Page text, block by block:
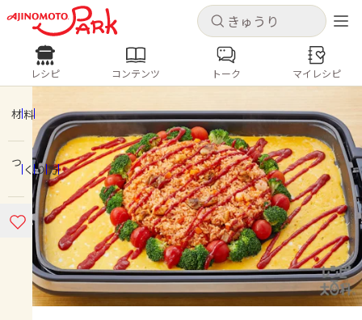
キャンセル
ログインするとレシピを保存できます
ログイン 新規登録
ホーム
コンテンツ
レシピ
キャンセル
レシピ コンテンツ
人気の食材・レシピ
きゅうり なす トマト
とうもろこし
ピーマン
みょうが ゴーヤ
レシピ コンテンツ トーク マイレシピ
材料
つくり方